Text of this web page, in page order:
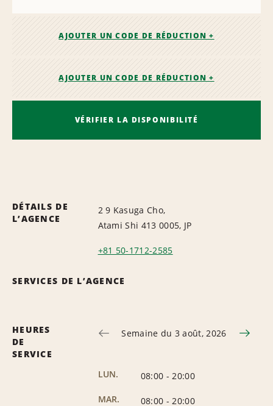
AJOUTER UN CODE DE RÉDUCTION +
AJOUTER UN CODE DE RÉDUCTION +
VÉRIFIER LA DISPONIBILITÉ
DÉTAILS DE
L’AGENCE
2 9 Kasuga Cho,
Atami Shi 413 0005, JP
+81 50-1712-2585
SERVICES DE L’AGENCE
HEURES
DE
SERVICE
Semaine du 3 août, 2026
LUN. 08:00 - 20:00
MAR.
08:00 - 20:00